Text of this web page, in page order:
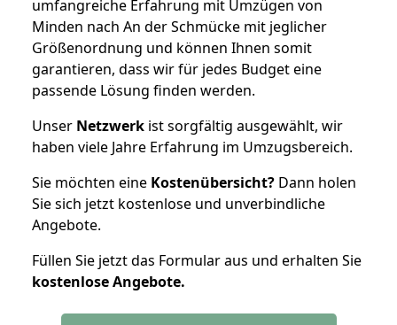
umfangreiche Erfahrung mit Umzügen von
Minden nach An der Schmücke mit jeglicher
Größenordnung und können Ihnen somit
garantieren, dass wir für jedes Budget eine
passende Lösung finden werden.
Unser Netzwerk ist sorgfältig ausgewählt, wir
haben viele Jahre Erfahrung im Umzugsbereich.
Sie möchten eine Kostenübersicht? Dann holen
Sie sich jetzt kostenlose und unverbindliche
Angebote.
Füllen Sie jetzt das Formular aus und erhalten Sie
kostenloseAngebote.